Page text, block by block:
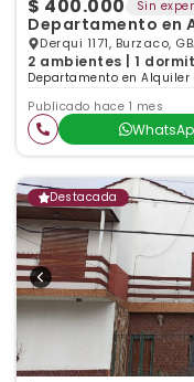
$ 400.000 Sin
Departamento en
Derqui 1171, Burzaco,
2 ambientes | 1
Departamento en Alquiler
Publicado hace 1 mes
Destacada